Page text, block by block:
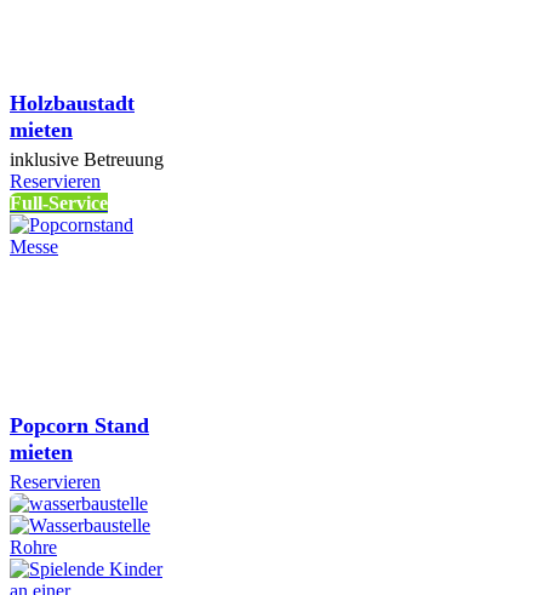
Holzbaustadt
mieten
inklusive Betreuung
Reservieren
Full-Service
Popcorn Stand
mieten
Reservieren